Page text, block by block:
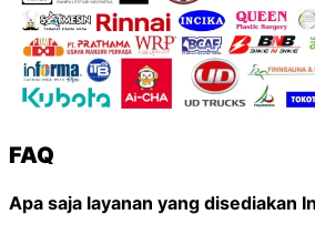
FAQ
Apa saja layanan yang disediakan